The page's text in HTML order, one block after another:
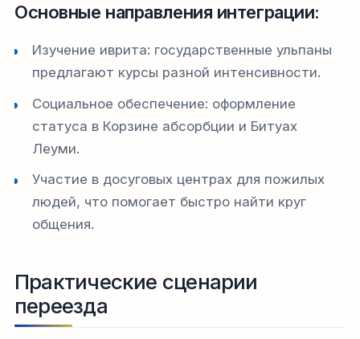
Основные направления интеграции:
Изучение иврита: государственные ульпаны
предлагают курсы разной интенсивности.
Социальное обеспечение: оформление
статуса в Корзине абсорбции и Битуах
Леуми.
Участие в досуговых центрах для пожилых
людей, что помогает быстро найти круг
общения.
Практические сценарии
переезда